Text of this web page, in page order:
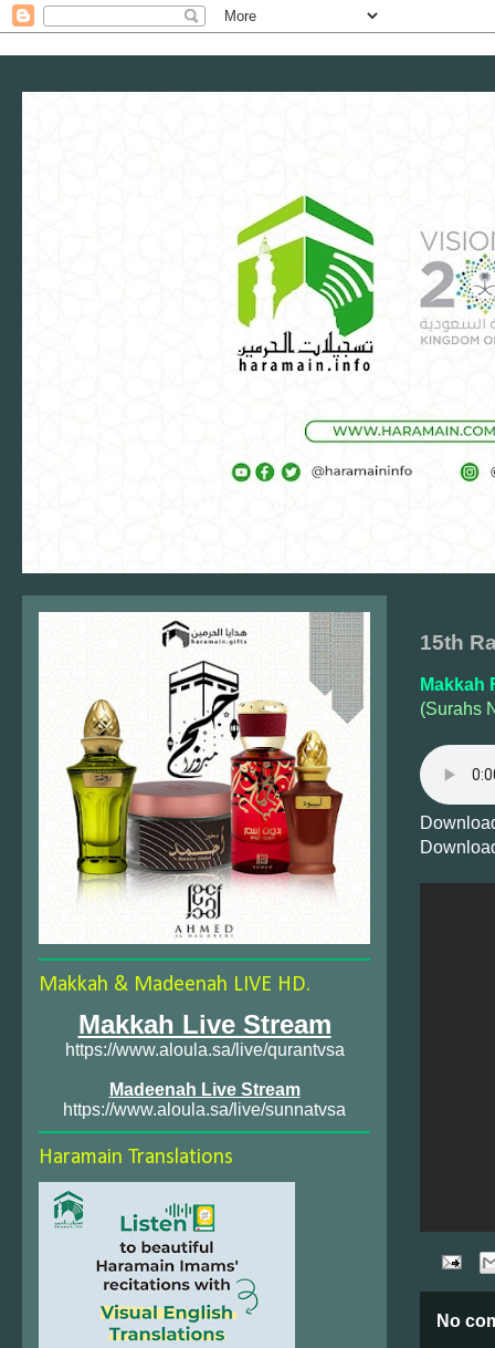
15th
Makkah
(Surahs
No
Makkah & Madeenah LIVE HD.
Makkah Live Stream
https://www.aloula.sa/live/qurantvsa
Madeenah Live Stream
https://www.aloula.sa/live/sunnatvsa
Haramain Translations